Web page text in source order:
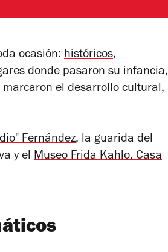
ocasión: históricos,
donde pasaron su infancia,
el desarrollo cultural,
Fernández, la guarida del
y el Museo Frida Kahlo. Casa